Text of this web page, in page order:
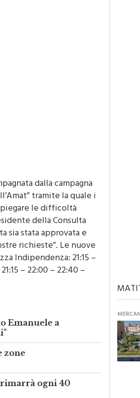
dalla campagna
tramite la quale i
le difficoltà
della Consulta
sia stata approvata e
richieste”. Le nuove
Indipendenza: 21:15 –
– 22:00 – 22:40 –
a
ogni 40